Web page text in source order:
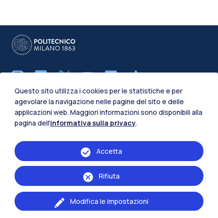
IT EN
Scuola di:
Ingegneria Industriale e dell'Informazione
Naviga il sito
Questo sito utilizza i cookies per le statistiche e per
agevolare la navigazione nelle pagine del sito e delle
applicazioni web. Maggiori informazioni sono disponibili alla
pagina dell'informativa sulla privacy.
Modifica le impostazioni
Rifiuta
Accetta